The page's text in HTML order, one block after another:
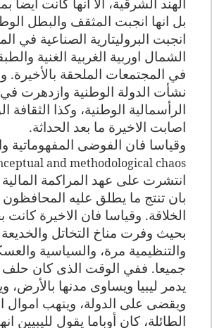
بل انها انجبت المثقف والبطل
انجبت البروليتارية الصناعية في
الشمال اوربية الغربية الغنية
في المجتمعات الملحقة بالأخيرة.
نشأت الدولة الوطنية وازدهرت
الرأسمالية الوطنية، وكذا الثقافة
اصابت الاخيرة ما بعد الحداثة.
وقياسا فان الفوضى المفهوماتية
and methodological chaos
انتشرت على عهد المراكمة
بان تنتج ما يطلق عليه
الخلاقة. وقياسا فان الاخيرة
بحيث وفرت مناخ التخاتل والخديعة
والتنظيمية مرة، والسياسية
جميعا. ففي الوقت الذى كان حلف
يدمر ليبيا ويساوى مدنها بالأرض،
ويقضى على الدولة، وينهب اموال
الطائلة، كان أوباما يقول لليبيين